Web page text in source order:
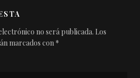
no será publicada. Los
marcados con *